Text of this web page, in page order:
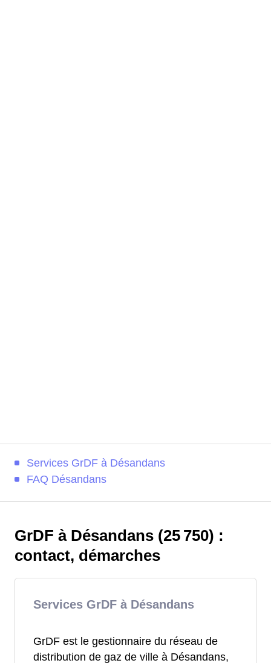
Services GrDF à Désandans
FAQ Désandans
GrDF à Désandans (25 750) :
contact, démarches
Services GrDF à Désandans
GrDF est le gestionnaire du réseau de
distribution de gaz de ville à Désandans,